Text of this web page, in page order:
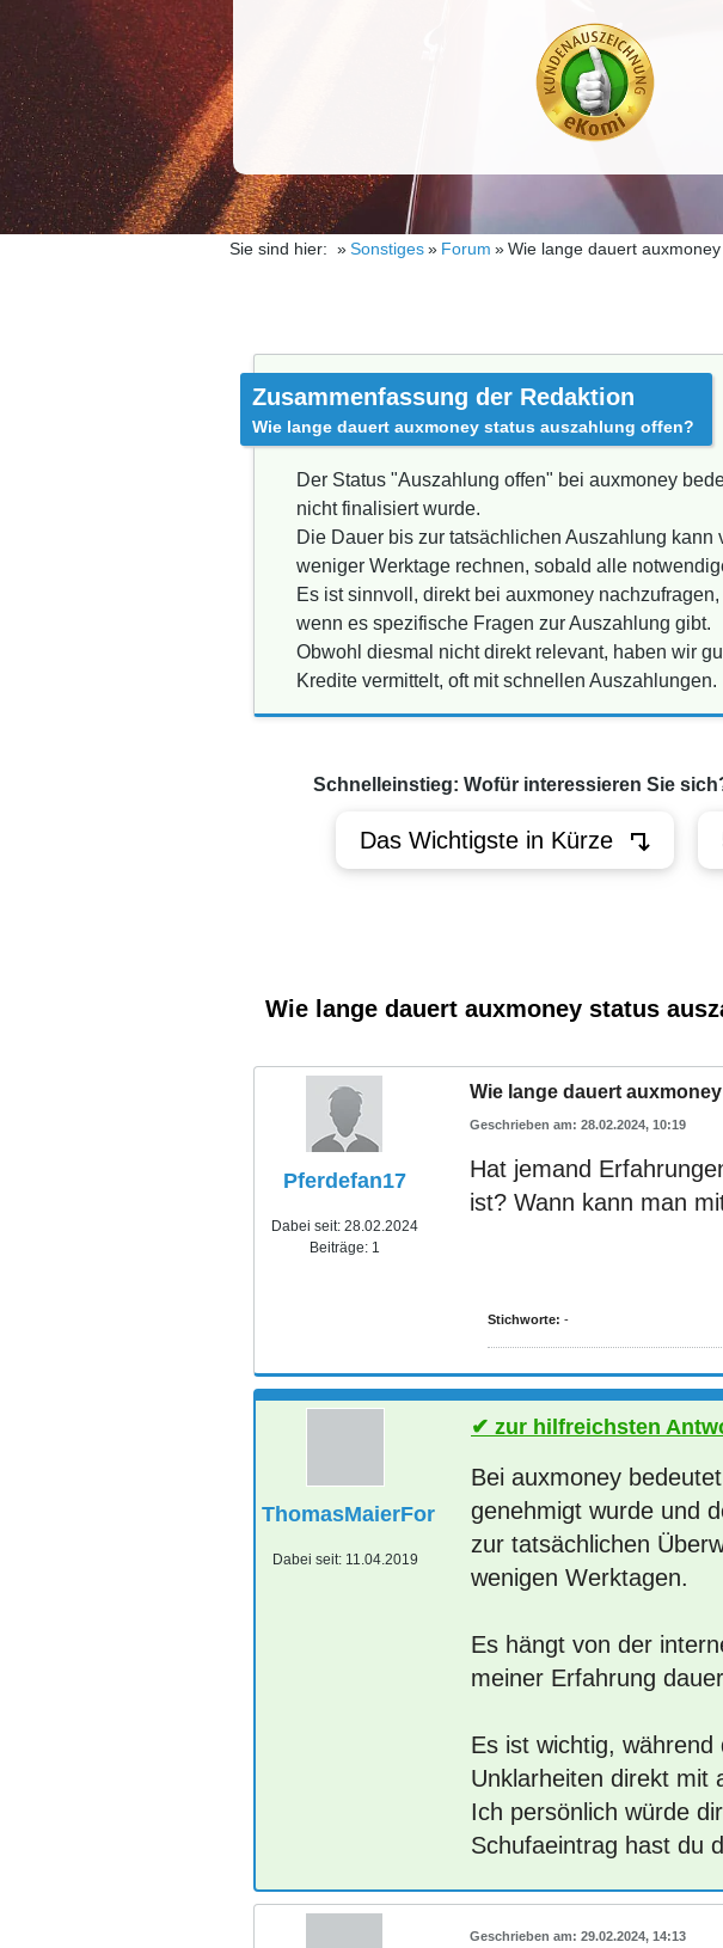
Sie sind hier: Sonstiges Forum Wie lange dauert
Zusammenfassung der Redaktion
Wie lange dauert auxmoney status auszahlung offen?
Der Status "Auszahlung offen" bei auxmoney
nicht finalisiert wurde.
Die Dauer bis zur tatsächlichen Auszahlung
weniger Werktage rechnen, sobald alle
Es ist sinnvoll, direkt bei auxmoney
wenn es spezifische Fragen zur Auszahlung gibt.
Obwohl diesmal nicht direkt relevant, haben wir
Kredite vermittelt, oft mit schnellen Auszahlungen.
Schnelleinstieg: Wofür interessieren Sie
Das Wichtigste in Kürze
Wie lange dauert auxmoney status
Pferdefan17
Dabei seit: 28.02.2024
Beiträge: 1
Wie lange dauert
28.02.2024, 10:19
Hat jemand
ist? Wann kann man
Stichworte: -
ThomasMaierFor
Dabei seit: 11.04.2019
zur hilfreichsten
Bei auxmoney
genehmigt wurde und
zur tatsächlichen
wenigen Werktagen.
Es hängt von der
meiner Erfahrung
Es ist wichtig,
Unklarheiten direkt mit
Ich persönlich würde
Schufaeintrag hast du
29.02.2024, 14:13